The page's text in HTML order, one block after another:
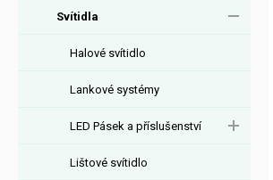
Svítidla
Halové svítidlo
Lankové systémy
LED Pásek a příslušenství
Lištové svítidlo